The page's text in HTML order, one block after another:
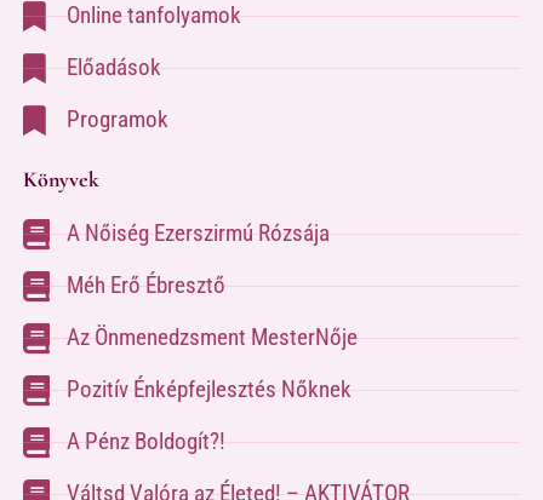
Online tanfolyamok
Előadások
Programok
Könyvek
A Nőiség Ezerszirmú Rózsája
Méh Erő Ébresztő
Az Önmenedzsment MesterNője
Pozitív Énképfejlesztés Nőknek
A Pénz Boldogít?!
Váltsd Valóra az Életed! – AKTIVÁTOR